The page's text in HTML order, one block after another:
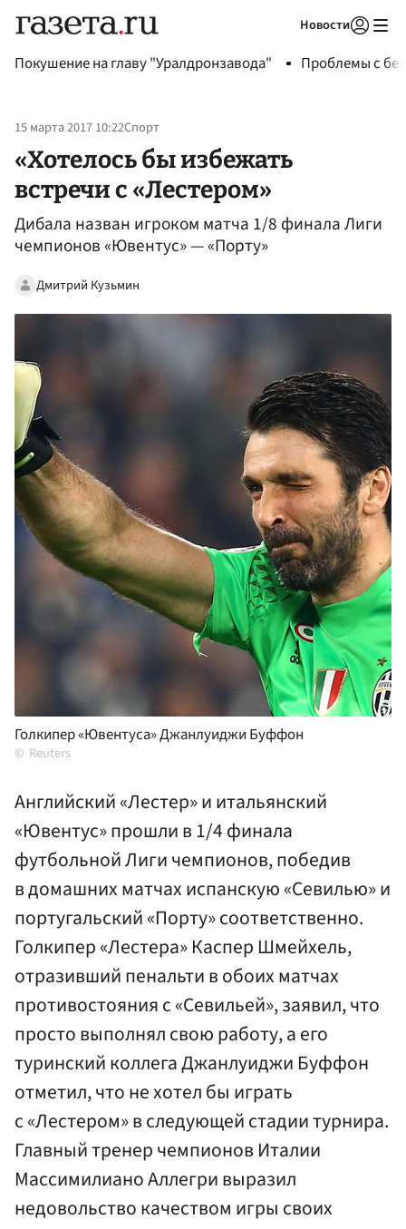
Новости
Покушение на главу "Уралдронзавода" Проблемы с
15 марта 2017 10:22Спорт
«Хотелось бы избежать
встречи с «Лестером»
Дибала назван игроком матча 1/8 финала Лиги
чемпионов «Ювентус» — «Порту»
Дмитрий Кузьмин
Голкипер «Ювентуса» Джанлуиджи Буффон
Reuters
Английский «Лестер» и итальянский
«Ювентус» прошли в 1/4 финала
футбольной Лиги чемпионов, победив
в домашних матчах испанскую «Севилью» и
португальский «Порту» соответственно.
Голкипер «Лестера» Каспер Шмейхель,
отразивший пенальти в обоих матчах
противостояния с «Севильей», заявил, что
просто выполнял свою работу, а его
туринский коллега Джанлуиджи Буффон
отметил, что не хотел бы играть
с «Лестером» в следующей стадии турнира.
Главный тренер чемпионов Италии
Массимилиано Аллегри выразил
недовольство качеством игры своих